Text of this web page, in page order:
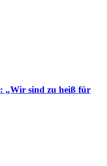
„Wir sind zu heiß für